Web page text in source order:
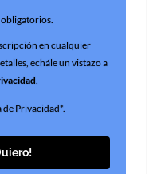
obligatorios.
en cualquier
echále un vistazo a
.
Privacidad*.